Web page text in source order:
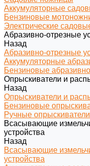
Аккумуляторные
Бензиновые
Электрические
Абразивно-отрезные
Назад
Абразивно-отрезные
Аккумуляторные
Бензиновые
Опрыскиватели и
Назад
Опрыскиватели и
Бензиновые
Ручные
Всасывающие
устройства
Назад
Всасывающие
устройства